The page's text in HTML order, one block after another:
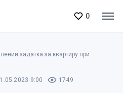
0
задатка за квартиру при
9:00 1749